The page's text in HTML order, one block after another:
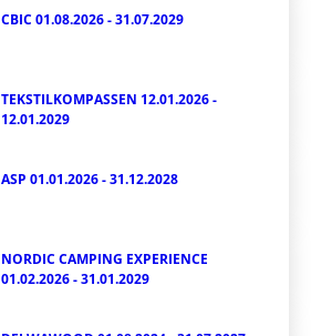
CBIC 01.08.2026 - 31.07.2029
TEKSTILKOMPASSEN 12.01.2026 -
12.01.2029
ASP 01.01.2026 - 31.12.2028
NORDIC CAMPING EXPERIENCE
01.02.2026 - 31.01.2029